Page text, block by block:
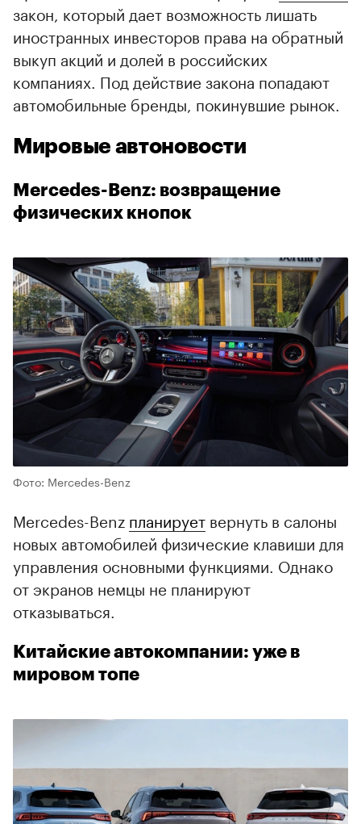
закон, который дает возможность лишать
иностранных инвесторов права на обратный
выкуп акций и долей в российских
компаниях. Под действие закона попадают
автомобильные бренды, покинувшие рынок.
Мировые автоновости
Mercedes-Benz: возвращение
физических кнопок
Фото: Mercedes-Benz
Mercedes-Benz планирует вернуть в салоны
новых автомобилей физические клавиши для
управления основными функциями. Однако
от экранов немцы не планируют
отказываться.
Китайские автокомпании: уже в
мировом топе